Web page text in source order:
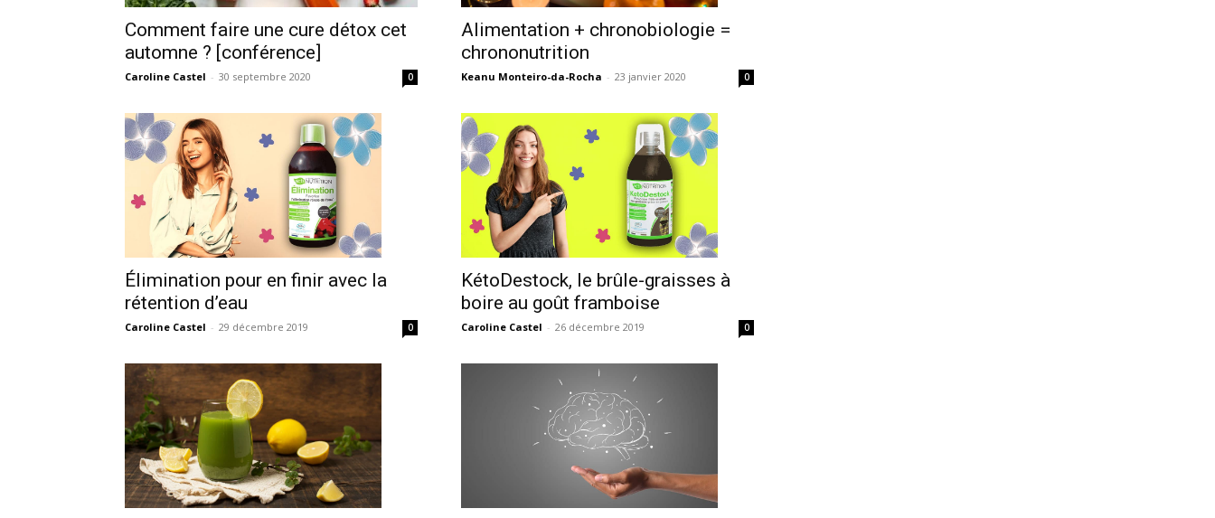
Comment faire une cure détox cet
automne ? [conférence]
Caroline Castel - 30 septembre 2020 0
Alimentation + chronobiologie =
chrononutrition
Keanu Monteiro-da-Rocha - 23 janvier 2020 0
Élimination pour en finir avec la
rétention d’eau
Caroline Castel - 29 décembre 2019 0
KétoDestock, le brûle-graisses à
boire au goût framboise
Caroline Castel - 26 décembre 2019 0